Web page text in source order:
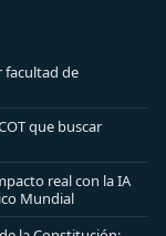
facultad de
que buscar
real con la IA
Mundial